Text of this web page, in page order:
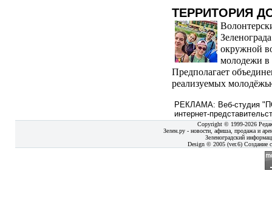
ТЕРРИТОРИЯ
окружной
молодежи в
Предполагает
реализуемых
РЕКЛАМА: Веб-студия
интернет-
Copyright © 1999-2026
Зелен.ру - новости, афиша, продажа и
Зеленоградский
Design © 2005 (ver.6) Создание